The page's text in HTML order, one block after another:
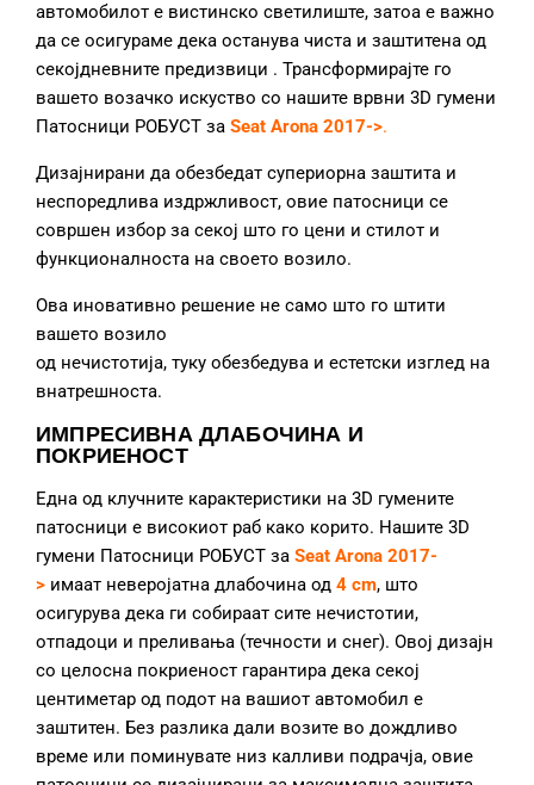
автомобилот е вистинско светилиште, затоа е важно
да се осигураме дека останува чиста и заштитена од
секојдневните предизвици . Трансформирајте го
вашето возачко искуство со нашите врвни 3D гумени
Патосници РОБУСТ за Seat Arona 2017->.
Дизајнирани да обезбедат супериорна заштита и
неспоредлива издржливост, овие патосници се
совршен избор за секој што го цени и стилот и
функционалноста на своето возило.
Ова иновативно решение не само што го штити
вашето возило
од нечистотија, туку обезбедува и естетски изглед на
внатрешноста.
ИМПРЕСИВНА ДЛАБОЧИНА И
ПОКРИЕНОСТ
Една од клучните карактеристики на 3D гумените
патосници е високиот раб како корито. Нашите 3D
гумени Патосници РОБУСТ за Seat Arona 2017-
> имаат неверојатна длабочина од 4 cm, што
осигурува дека ги собираат сите нечистотии,
отпадоци и преливања (течности и снег). Овој дизајн
со целосна покриеност гарантира дека секој
центиметар од подот на вашиот автомобил е
заштитен. Без разлика дали возите во дождливо
време или поминувате низ калливи подрачја, овие